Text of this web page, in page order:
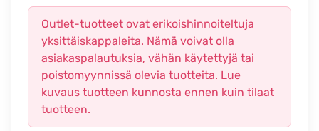
Outlet-tuotteet ovat erikoishinnoiteltuja
yksittäiskappaleita. Nämä voivat olla
asiakaspalautuksia, vähän käytettyjä tai
poistomyynnissä olevia tuotteita. Lue
kuvaus tuotteen kunnosta ennen kuin tilaat
tuotteen.